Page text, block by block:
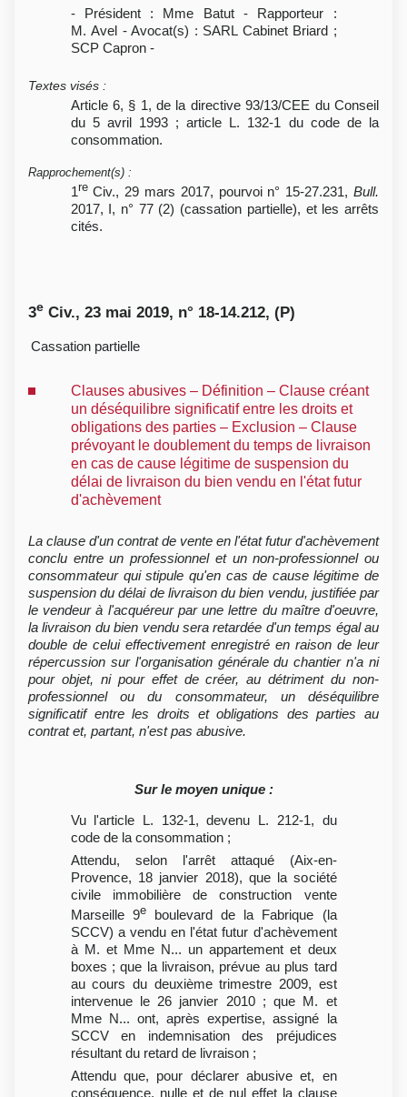
- Président : Mme Batut - Rapporteur :
M. Avel - Avocat(s) : SARL Cabinet Briard ;
SCP Capron -
Textes visés :
Article 6, § 1, de la directive 93/13/CEE du Conseil
du 5 avril 1993 ; article L. 132-1 du code de la
consommation.
Rapprochement(s) :
1reCiv., 29 mars 2017, pourvoi n° 15-27.231, Bull.
2017, I, n° 77 (2) (cassation partielle), et les arrêts
cités.
3e Civ., 23 mai 2019, n° 18-14.212, (P)
Cassation partielle
Clauses abusives – Définition – Clause créant
un déséquilibre significatif entre les droits et
obligations des parties – Exclusion – Clause
prévoyant le doublement du temps de livraison
en cas de cause légitime de suspension du
délai de livraison du bien vendu en l'état futur
d'achèvement
La clause d'un contrat de vente en l'état futur d'achèvement
conclu entre un professionnel et un non-professionnel ou
consommateur qui stipule qu'en cas de cause légitime de
suspension du délai de livraison du bien vendu, justifiée par
le vendeur à l'acquéreur par une lettre du maître d'oeuvre,
la livraison du bien vendu sera retardée d'un temps égal au
double de celui effectivement enregistré en raison de leur
répercussion sur l'organisation générale du chantier n'a ni
pour objet, ni pour effet de créer, au détriment du non-
professionnel ou du consommateur, un déséquilibre
significatif entre les droits et obligations des parties au
contrat et, partant, n'est pas abusive.
Sur le moyen unique :
Vu l'article L. 132-1, devenu L. 212-1, du
code de la consommation ;
Attendu, selon l'arrêt attaqué (Aix-en-
Provence, 18 janvier 2018), que la société
civile immobilière de construction vente
Marseille 9eboulevard de la Fabrique (la
SCCV) a vendu en l'état futur d'achèvement
à M. et Mme N... un appartement et deux
boxes ; que la livraison, prévue au plus tard
au cours du deuxième trimestre 2009, est
intervenue le 26 janvier 2010 ; que M. et
Mme N... ont, après expertise, assigné la
SCCV en indemnisation des préjudices
résultant du retard de livraison ;
Attendu que, pour déclarer abusive et, en
conséquence, nulle et de nul effet la clause